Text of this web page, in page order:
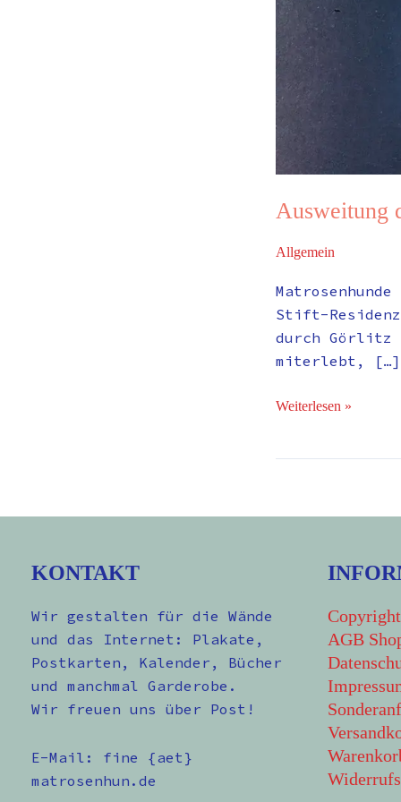
Ausweitung
Allgemein
Stift-
durch Görlitz
miterlebt, […]
Weiterlesen »
KONTAKT
Wir gestalten für die Wände
und das Internet: Plakate,
Postkarten, Kalender, Bücher
und manchmal Garderobe.
Wir freuen uns über Post!
E-Mail: fine {aet}
matrosenhun.de
Copyright
AGB